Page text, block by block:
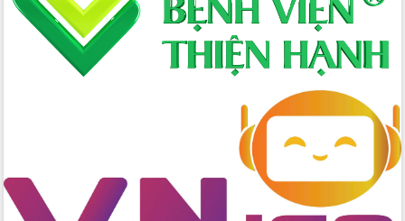
Tổ chức trang trọng Lễ hội Đền thờ
Lương Văn Chánh năm 2026
Phó Bí thư Tỉnh ủy Đắk Lắk Đỗ Hữu
Huy giữ chức Bí thư Đảng ủy Ủy Ban
Đánh giá, rút kinh nghiệm công tác tổ
chức diễn tập trước ngày bầu cử